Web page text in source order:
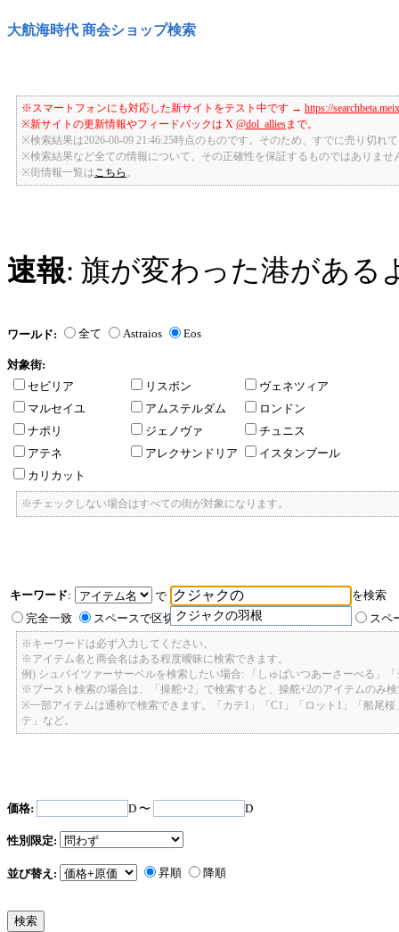
大航海時代 商会ショップ検索
※スマートフォンにも対応した新サイトをテスト中です → https://
※新サイトの更新情報やフィードバックは X @dol_alliesまで。
※検索結果は2026-08-09 21:46:25時点のものです。そのため、すでに売り切れ
※検索結果など全ての情報について、その正確性を保証するものではありませ
※街情報一覧は こちら
速報: 旗が変わった港がある
ワールド: 全て Astraios Eos
対象街:
セビリア
リスボン
ヴェネツィア
マルセイユ
アムステルダム
ロンドン
ナポリ
ジェノヴァ
チュニス
アテネ
アレクサンドリア
イスタンブール
カリカット
※チェックしない場合はすべての街が対象になります。
キーワード:
で
クジャクの羽根
を検索
完全一致
スペースで区切ったキーワードのいずれかを含む スペ
※キーワードは必ず入力してください。
※アイテム名と商会名はある程度曖昧に検索できます。
例) シュバイツァーサーベルを検索したい場合: 「しゅばいつあーさーべる」
※ブースト検索の場合は、「操舵+2」で検索すると、操舵+2のアイテムのみ
※一部アイテムは通称で検索できます。「カテ1」「C1」「ロット1」「船尾
テ」など。
価格: D 〜 D
性別限定:
並び替え: 昇順 降順